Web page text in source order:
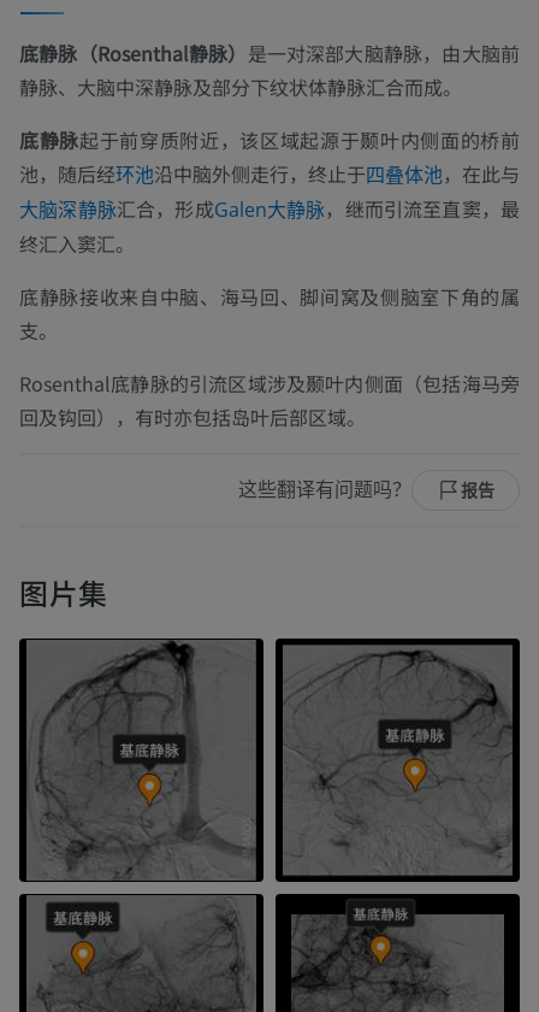
底静脉（Rosenthal静脉） 是一对深部大脑静脉，由大脑前
静脉、大脑中深静脉及部分下纹状体静脉汇合而成。
底静脉起于前穿质附近，该区域起源于颞叶内侧面的桥前
池，随后经环池沿中脑外侧走行，终止于四叠体池，在此与
大脑深静脉汇合，形成Galen大静脉，继而引流至直窦，最
终汇入窦汇。
底静脉接收来自中脑、海马回、脚间窝及侧脑室下角的属
支。
Rosenthal底静脉的引流区域涉及颞叶内侧面（包括海马旁
回及钩回），有时亦包括岛叶后部区域。
这些翻译有问题吗？ 报告
图片集